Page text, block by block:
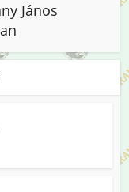
János